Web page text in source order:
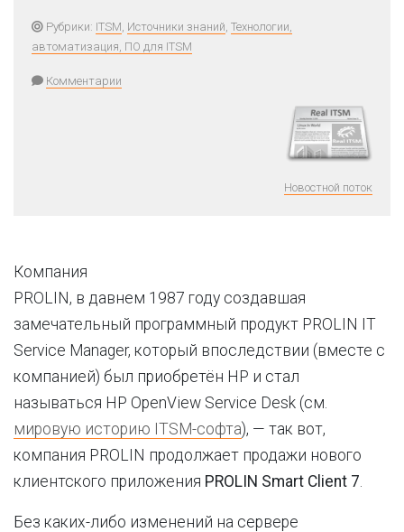
Рубрики: ITSM, Источники знаний, Технологии,
автоматизация, ПО для ITSM
Комментарии
Новостной поток
Компания
PROLIN, в давнем 1987 году создавшая
замечательный программный продукт PROLIN IT
Service Manager, который впоследствии (вместе с
компанией) был приобретён HP и стал
называться HP OpenView Service Desk (см.
мировую историю ITSM-софта), — так вот,
компания PROLIN продолжает продажи нового
клиентского приложения PROLIN Smart Client 7.
Без каких-либо изменений на сервере